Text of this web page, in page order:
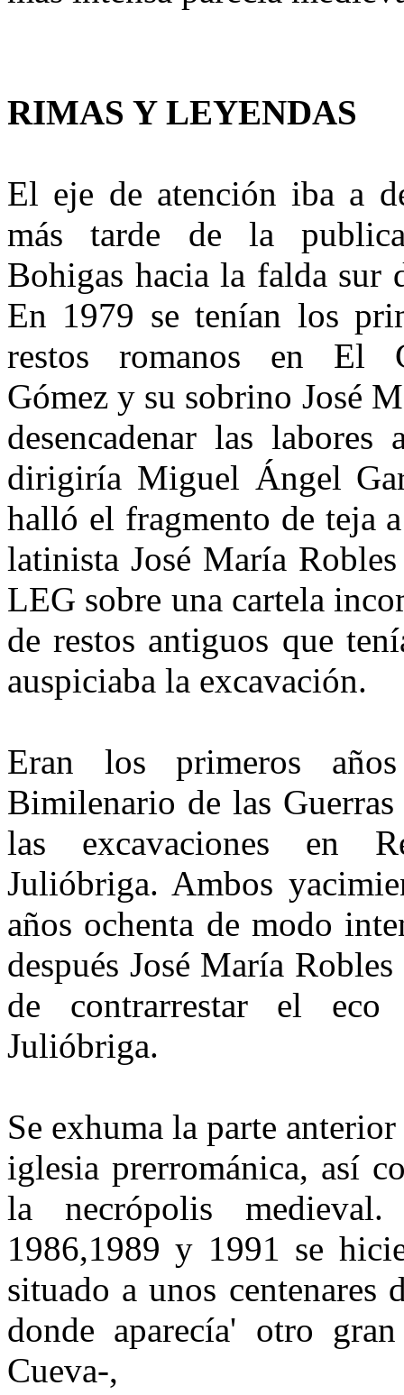
RIMAS Y LEYENDAS
El eje de atención iba a
más tar­de de la
Bohigas hacia la falda sur
En 1979 se tenían los
restos romanos en El
Gómez y su sobrino José
desencadenar las labores
dirigiría Miguel Ángel
halló el fragmento de teja
latinis­ta José María
LEG sobre una cartela
de restos antiguos que
auspiciaba la excavación.
Eran los primeros
Bimilenario de las
las ex­cavaciones en
Julióbriga. Am­bos
años ochenta de modo
después José Ma­ría
de contrarrestar el eco
Julióbriga.
Se exhuma la parte
iglesia prerrománica, así
la necrópolis
1986,1989 y 1991 se
situado a unos centenares
donde aparecía' otro
Cueva-,